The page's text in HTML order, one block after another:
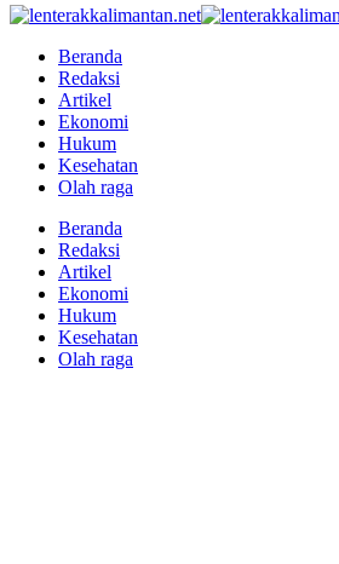
Beranda
Redaksi
Artikel
Ekonomi
Hukum
Kesehatan
Olah raga
Beranda
Redaksi
Artikel
Ekonomi
Hukum
Kesehatan
Olah raga